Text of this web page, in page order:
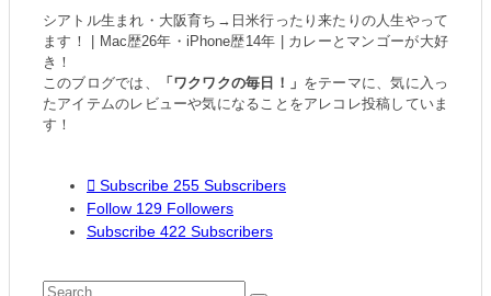
シアトル生まれ・大阪育ち→日米行ったり来たりの人生やって
ます！ | Mac歴26年・iPhone歴14年 | カレーとマンゴーが大好
き！
このブログでは、
「ワクワクの毎日！」 をテーマに、気に入っ
たアイテムのレビューや気になることをアレコレ投稿していま
す！
Subscribe 255 Subscribers
Follow 129 Followers
Subscribe 422 Subscribers